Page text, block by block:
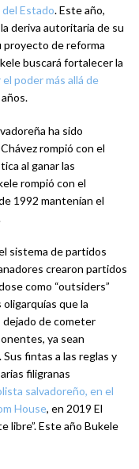
Estado. Este año,
deriva autoritaria de su
proyecto de reforma
buscará fortalecer la
poder más allá de
ha sido
rompió con el
al ganar las
rompió con el
1992 mantenían el
sistema de partidos
crearon partidos
como “outsiders”
que la
dejado de cometer
ya sean
fintas a las reglas y
filigranas
salvadoreño, en el
House, en 2019 El
libre”. Este año Bukele